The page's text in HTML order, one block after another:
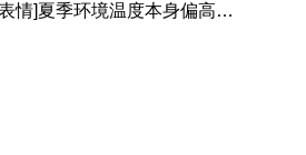
有小伙伴升级系统后，感觉手机变热了[表情]？其实并非系统升级导致手机发热[表情]夏季环境温度本身偏高[表情]️， ...